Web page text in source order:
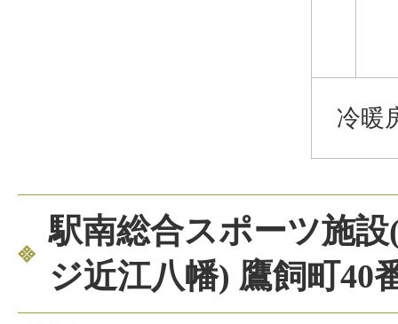
冷暖
駅南総合スポーツ施
ジ近江八幡) 鷹飼町40